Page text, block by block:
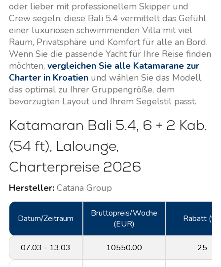
oder lieber mit professionellem Skipper und
Crew segeln, diese Bali 5.4 vermittelt das Gefühl
einer luxuriösen schwimmenden Villa mit viel
Raum, Privatsphäre und Komfort für alle an Bord.
Wenn Sie die passende Yacht für Ihre Reise finden
möchten, vergleichen Sie alle Katamarane zur
Charter in Kroatienund wählen Sie das Modell,
das optimal zu Ihrer Gruppengröße, dem
bevorzugten Layout und Ihrem Segelstil passt.
Katamaran Bali 5.4, 6 + 2 Kab.
(54 ft), Lalounge,
Charterpreise 2026
Hersteller:Catana Group
Datum/Zeitraum
Bruttopreis/Woche
(EUR)
Rabatt (%)
07.03 - 13.03 10550.00 25